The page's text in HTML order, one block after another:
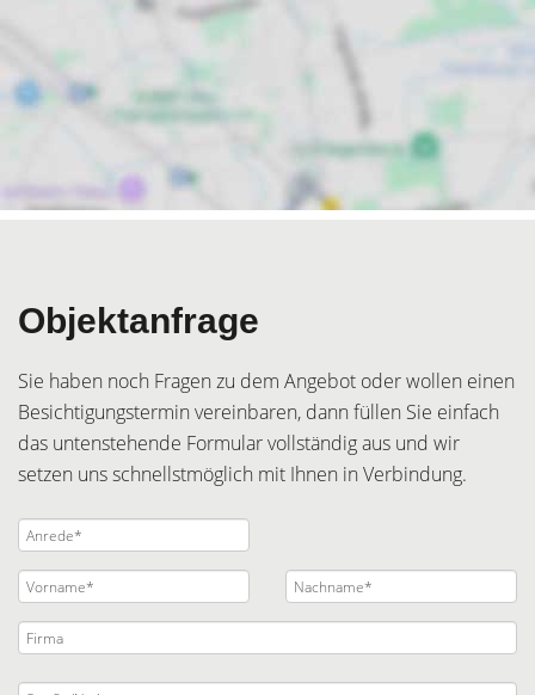
Objektanfrage
Sie haben noch Fragen zu dem Angebot oder wollen einen
Besichtigungstermin vereinbaren, dann füllen Sie einfach
das untenstehende Formular vollständig aus und wir
setzen uns schnellstmöglich mit Ihnen in Verbindung.